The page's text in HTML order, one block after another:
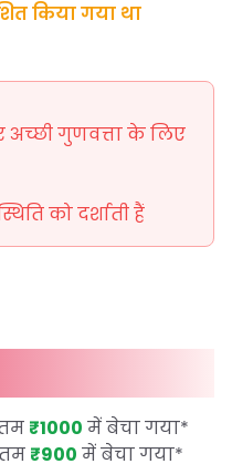
किया गया था
अच्छी गुणवत्ता के लिए
को दर्शाती हैं
₹1000 में बेचा गया*
₹900 में बेचा गया*